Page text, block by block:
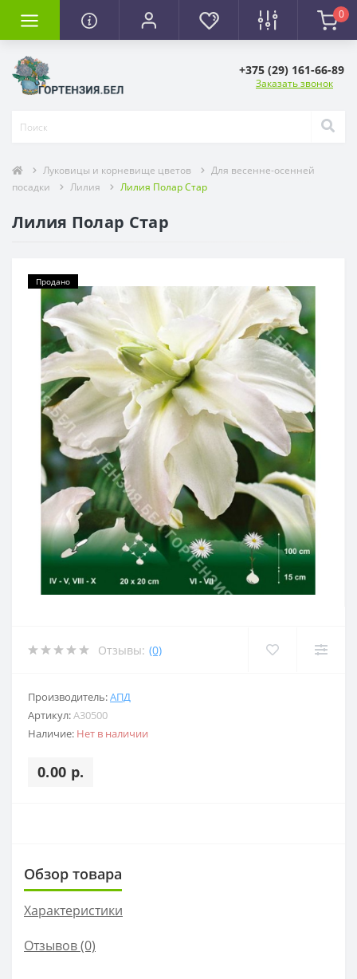
0
+375 (29) 161-66-89
Заказать звонок
Луковицы и корневище цветов
Для весенне-осенней
посадки
Лилия Лилия Полар Стар
Лилия Полар Стар
Продано
Отзывы: (0)
Производитель:АПД
Артикул:A30500
Наличие: Нет в наличии
0.00 р.
Обзор товара
Характеристики
Отзывов (0)